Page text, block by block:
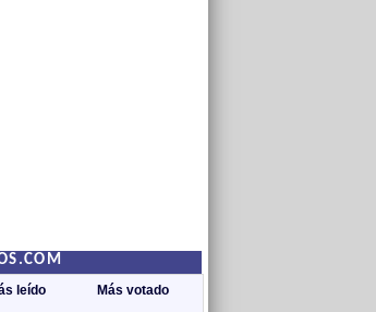
leído Más votado